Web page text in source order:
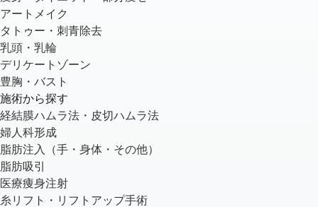
アートメイク
タトゥー・刺青除去
乳頭・乳輪
デリケートゾーン
豊胸・バスト
施術から探す
経結膜ハムラ法・皮切ハムラ法
婦人科形成
脂肪注入（手・身体・その他）
脂肪吸引
医療痩身注射
糸リフト・リフトアップ手術